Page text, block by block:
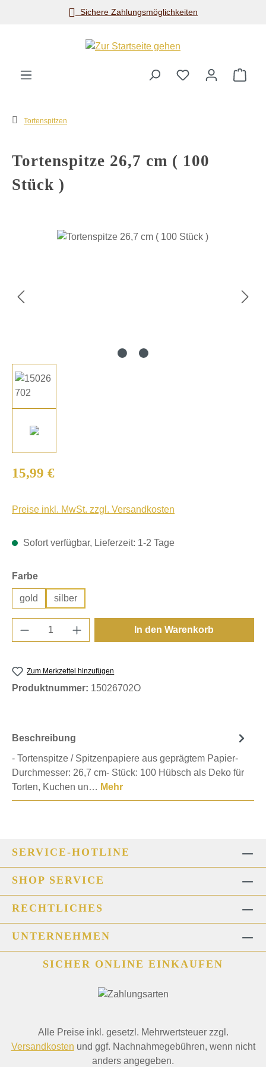
Zum Hauptinhalt springenSichere Zahlungsmöglichkeiten
Tortenspitzen
Tortenspitze 26,7 cm ( 100
Stück )
Bildergalerie überspringen
Regulärer Preis:
15,99 €
Preise inkl. MwSt. zzgl. Versandkosten
Sofort verfügbar, Lieferzeit: 1-2 Tage
Farbeauswählen
gold silber
Produkt Anzahl: Gib den gewünschten
In den Warenkorb
Zum Merkzettel hinzufügen
Produktnummer: 15026702O
Beschreibung
- Tortenspitze / Spitzenpapiere aus geprägtem Papier-
Durchmesser: 26,7 cm- Stück: 100 Hübsch als Deko für
Torten, Kuchen un… Mehr
SERVICE-HOTLINE
SHOP SERVICE
RECHTLICHES
UNTERNEHMEN
SICHER ONLINE EINKAUFEN
Alle Preise inkl. gesetzl. Mehrwertsteuer zzgl.
Versandkosten und ggf. Nachnahmegebühren, wenn nicht
anders angegeben.